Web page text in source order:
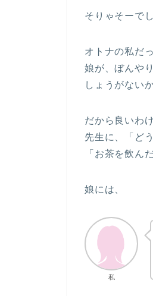
そりゃそーで
オトナの私だ
娘が、ぼんや
しょうがない
だから良いわ
先生に、「ど
「お茶を飲ん
娘には、
私